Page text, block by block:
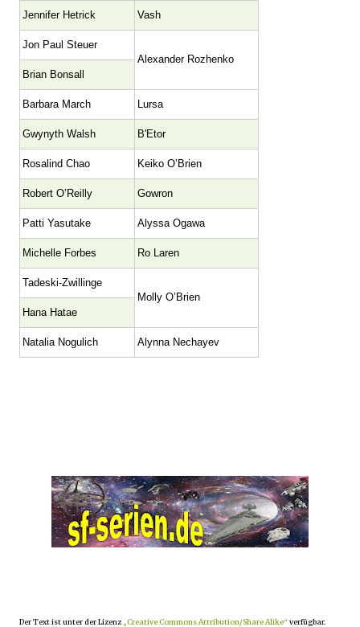
Jennifer Hetrick Vash
Jon Paul Steuer
Alexander Rozhenko
Brian Bonsall
Barbara March Lursa
Gwynyth Walsh B'Etor
Rosalind Chao Keiko O’Brien
Robert O’Reilly Gowron
Patti Yasutake Alyssa Ogawa
Michelle Forbes Ro Laren
Tadeski-Zwillinge
Molly O’Brien
Hana Hatae
Natalia Nogulich Alynna Nechayev
Der Text ist unter der Lizenz „Creative Commons Attribution/Share Alike“verfügbar.